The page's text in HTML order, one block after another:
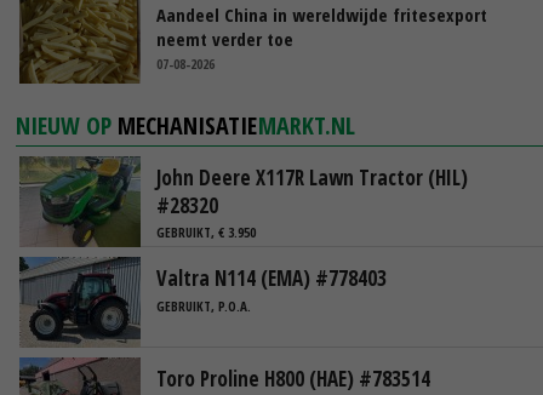
Aandeel China in wereldwijde fritesexport
neemt verder toe
07-08-2026
NIEUW OP MECHANISATIEMARKT.NL
John Deere X117R Lawn Tractor (HIL)
#28320
GEBRUIKT, € 3.950
Valtra N114 (EMA) #778403
GEBRUIKT, P.O.A.
Toro Proline H800 (HAE) #783514